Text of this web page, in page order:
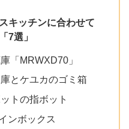
キッチンに合わせて
7選」
「MRWXD70」
とケユカのゴミ箱
トの指ボット
ンボックス